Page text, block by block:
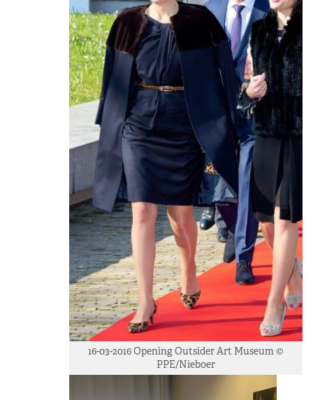
16-03-2016 Opening Outsider Art Museum ©
PPE/Nieboer